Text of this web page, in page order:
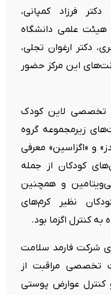
فرزاد کمپانی،
علمی دانشگاه
دکتر ارغوان تجلی،
این مرکز حضور
تخصصی لاین کودک
زیرمجموعه گروه
و «اگزاسین» معرفی
کودکان از جمله
و همچنین
نظیر کرم‌های
کنترل اگزما بود.
شرکت فارمد سلامت
تخصصی مراقبت از
عوارض پوستی